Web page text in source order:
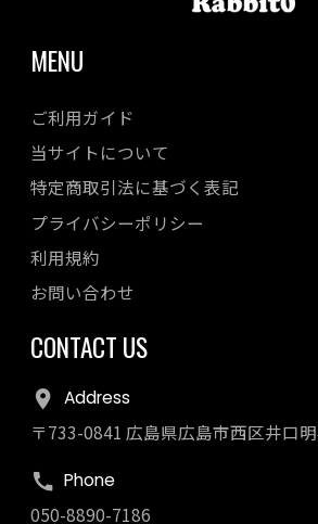
MENU
ご利用ガイド
当サイトについて
特定商取引法に基づく表記
プライバシーポリシー
利用規約
お問い合わせ
CONTACT US
Address
〒733-0841 広島県広島市西区井口
Phone
050-8890-7186